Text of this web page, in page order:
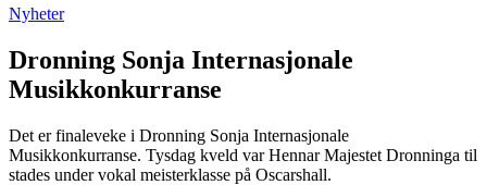
Nyheter
Dronning Sonja Internasjonale
Musikkonkurranse
Det er finaleveke i Dronning Sonja Internasjonale
Musikkonkurranse. Tysdag kveld var Hennar Majestet Dronninga til
stades under vokal meisterklasse på Oscarshall.